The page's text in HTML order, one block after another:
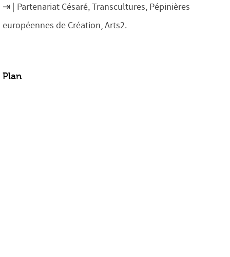
Partenariat Césaré, Transcultures, Pépinières
européennes de Création, Arts2.
Plan